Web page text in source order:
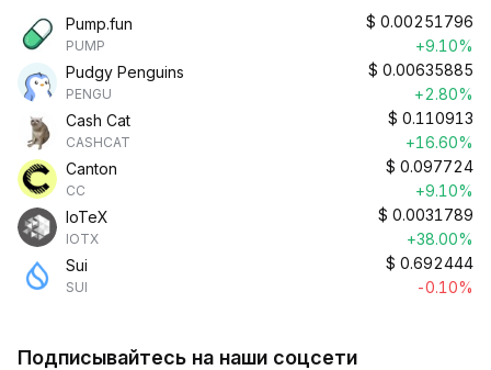
Pump.fun
PUMP
$ 0.00251796
+9.10%
Pudgy Penguins
PENGU
$ 0.00635885
+2.80%
Cash Cat
CASHCAT
$ 0.110913
+16.60%
Canton
CC
$ 0.097724
+9.10%
IoTeX
IOTX
$ 0.0031789
+38.00%
Sui
SUI
$ 0.692444
-0.10%
Подписывайтесь на наши соцсети